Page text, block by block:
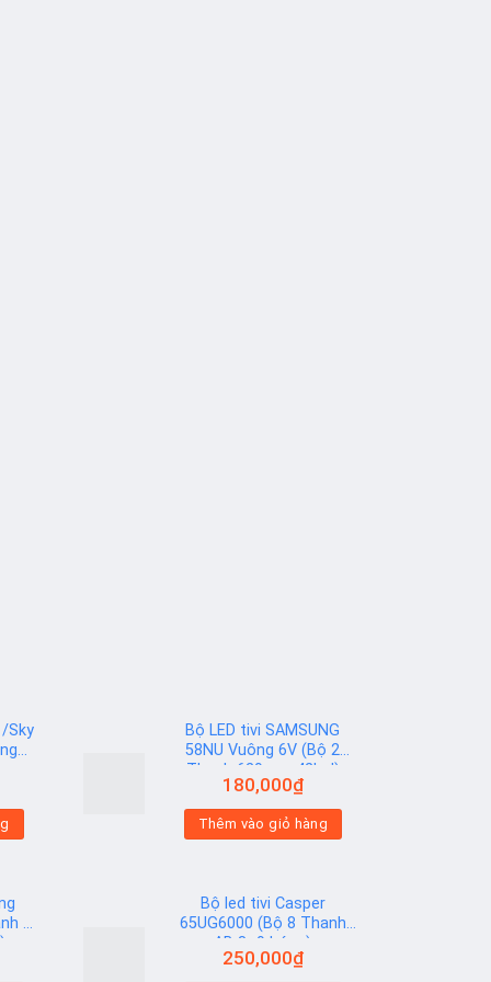
Sky
Bộ LED tivi SAMSUNG
58NU Vuông 6V (Bộ 2
Thanh 629mm 42led)
180,000₫
Thêm vào giỏ hàng
9
Bộ led tivi Casper
65UG6000 (Bộ 8 Thanh
AB 8+9 bóng)
250,000₫